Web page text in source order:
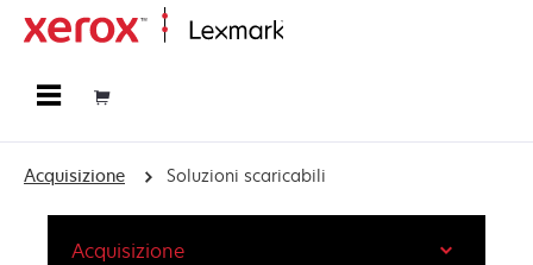
Acquisizione Soluzioni scaricabili
Acquisizione